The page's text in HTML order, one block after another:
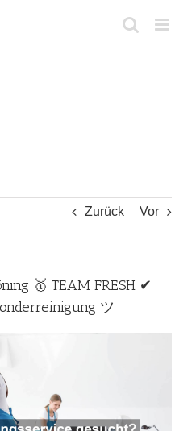
Zurück Vor
🥇 TEAM FRESH ✔
ツ